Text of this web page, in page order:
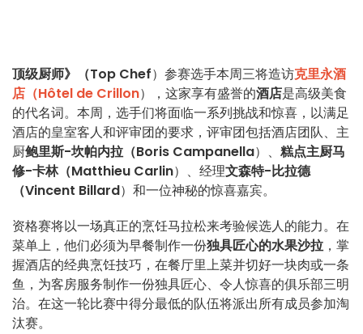
顶级厨师》（Top Chef）参赛选手本周三将造访克里永酒
店（Hôtel de Crillon），这家享有盛誉的酒店是高级美食
的代名词。本周，选手们将面临一系列挑战和惊喜，以满足
酒店的皇室客人和评审团的要求，评审团包括酒店团队、主
厨鲍里斯-坎帕内拉（Boris Campanella）、 糕点主厨马
修-卡林（Matthieu Carlin）、经理文森特-比拉德
（Vincent Billard）和一位神秘的惊喜嘉宾。
资格赛将以一场真正的烹饪马拉松来考验候选人的能力。在
菜单上，他们必须为早餐制作一份独具匠心的水果沙拉，掌
握酒店的经典烹饪技巧，在餐厅里上菜并切好一块肉或一条
鱼，为客房服务制作一份独具匠心、令人惊喜的俱乐部三明
治。在这一轮比赛中得分最低的队伍将派出所有成员参加淘
汰赛。